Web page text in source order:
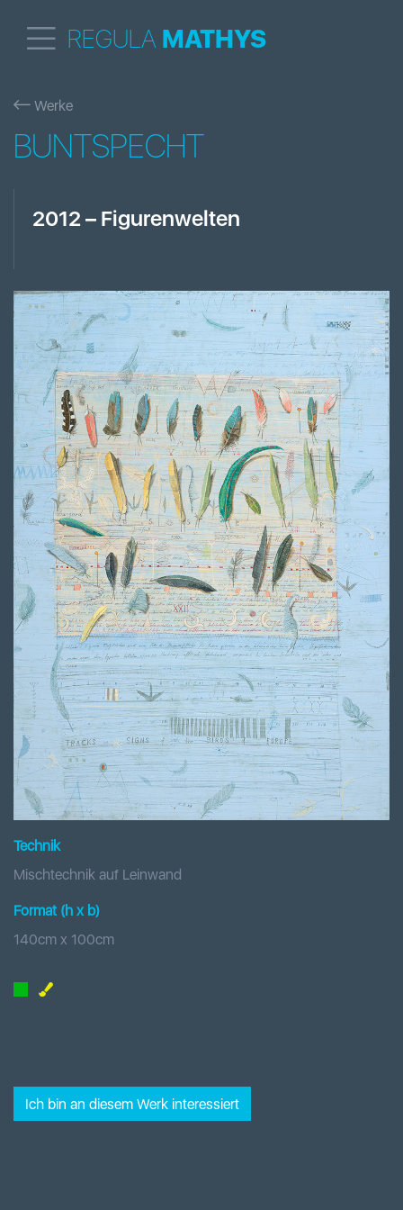
REGULA MATHYS
Werke
BUNTSPECHT
2012– Figurenwelten
Technik
Mischtechnik auf Leinwand
Format (h x b)
140cm x 100cm
Ich bin an diesem Werk interessiert